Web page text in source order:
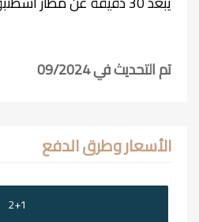
تم التحديث في 09/2024
الأسعار وطرق الدفع
2+1